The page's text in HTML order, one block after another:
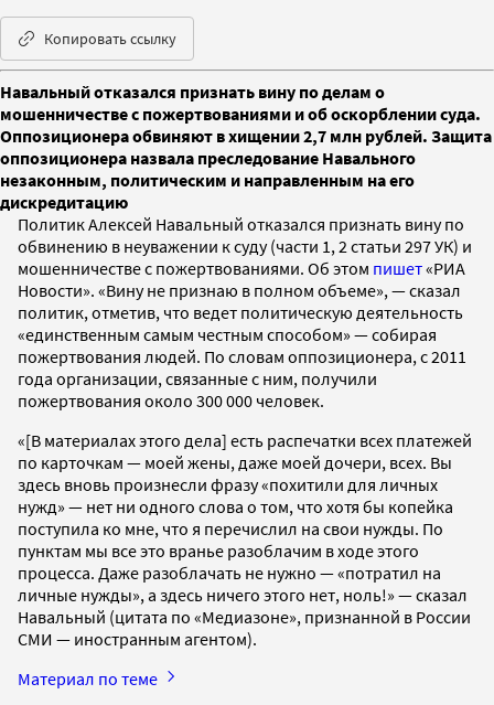
Копировать ссылку
Навальный отказался признать вину по делам о
мошенничестве с пожертвованиями и об оскорблении суда.
Оппозиционера обвиняют в хищении 2,7 млн рублей. Защита
оппозиционера назвала преследование Навального
незаконным, политическим и направленным на его
дискредитацию
Политик Алексей Навальный отказался признать вину по
обвинению в неуважении к суду (части 1, 2 статьи 297 УК) и
мошенничестве с пожертвованиями. Об этом пишет«РИА
Новости». «Вину не признаю в полном объеме», — сказал
политик, отметив, что ведет политическую деятельность
«единственным самым честным способом» — собирая
пожертвования людей. По словам оппозиционера, с 2011
года организации, связанные с ним, получили
пожертвования около 300 000 человек.
«[В материалах этого дела] есть распечатки всех платежей
по карточкам — моей жены, даже моей дочери, всех. Вы
здесь вновь произнесли фразу «похитили для личных
нужд» — нет ни одного слова о том, что хотя бы копейка
поступила ко мне, что я перечислил на свои нужды. По
пунктам мы все это вранье разоблачим в ходе этого
процесса. Даже разоблачать не нужно — «потратил на
личные нужды», а здесь ничего этого нет, ноль!» — сказал
Навальный (цитата по «Медиазоне», признанной в России
СМИ — иностранным агентом).
Материал по теме